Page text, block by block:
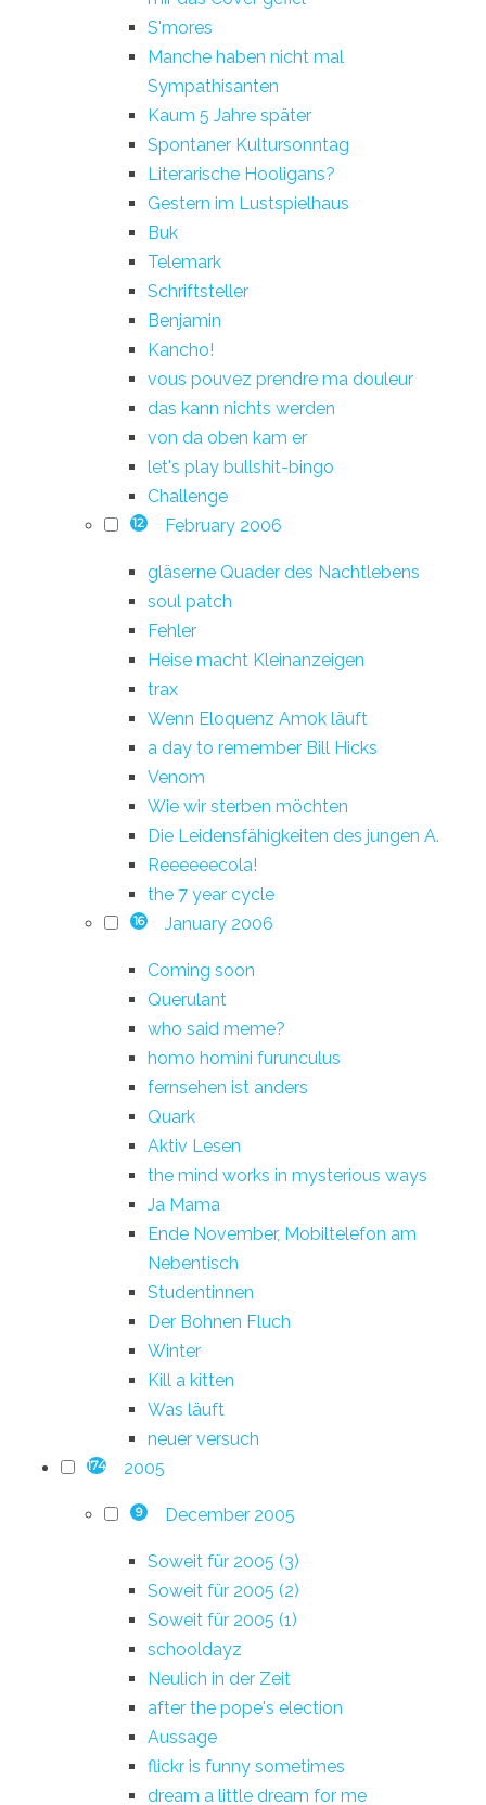
S'mores
Manche haben nicht mal
Sympathisanten
Kaum 5 Jahre später
Spontaner Kultursonntag
Literarische Hooligans?
Gestern im Lustspielhaus
Buk
Telemark
Schriftsteller
Benjamin
Kancho!
vous pouvez prendre ma douleur
das kann nichts werden
von da oben kam er
let's play bullshit-bingo
Challenge
12 February 2006
gläserne Quader des Nachtlebens
soul patch
Fehler
Heise macht Kleinanzeigen
trax
Wenn Eloquenz Amok läuft
a day to remember Bill Hicks
Venom
Wie wir sterben möchten
Die Leidensfähigkeiten des jungen A.
Reeeeeecola!
the 7 year cycle
16 January 2006
Coming soon
Querulant
who said meme?
homo homini furunculus
fernsehen ist anders
Quark
Aktiv Lesen
the mind works in mysterious ways
Ja Mama
Ende November, Mobiltelefon am
Nebentisch
Studentinnen
Der Bohnen Fluch
Winter
Kill a kitten
Was läuft
neuer versuch
174 2005
9 December 2005
Soweit für 2005 (3)
Soweit für 2005 (2)
Soweit für 2005 (1)
schooldayz
Neulich in der Zeit
after the pope's election
Aussage
flickr is funny sometimes
dream a little dream for me